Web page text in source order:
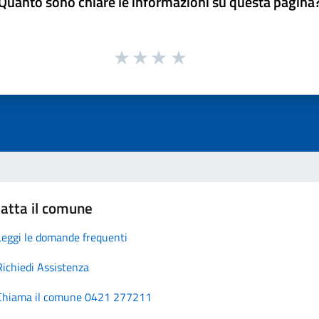
il comune
le domande frequenti
Assistenza
il comune 0421 277211